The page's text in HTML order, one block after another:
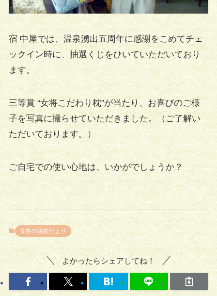
宿 中屋では、温泉湧出五周年に感謝をこめてチェ
ックイン時に、抽選くじをひいていただいており
ます。
三等賞 “女将こだわり枕”が当たり、お喜びのご様
子を写真に撮らせていただきました。（ご了解い
ただいております。）
ご自宅での使い心地は、いかがでしょうか？
女将の湯処だより
よかったらシェアしてね！